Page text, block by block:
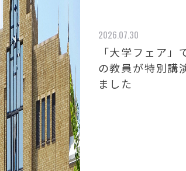
2026.07.30
「大学フェア」
の教員が特別講
ました